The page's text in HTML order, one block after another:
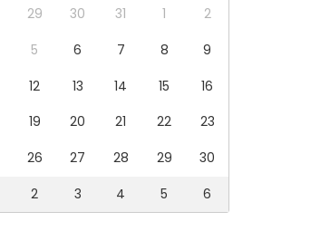
29 30 31 1
2
5 6 7 8
9
12 13 14 15
16
19 20 21 22
23
26 27 28 29
30
2 3 4 5 6